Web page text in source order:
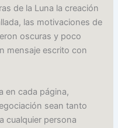
de la Luna la creación
las motivaciones de
oscuras y poco
mensaje escrito con
en cada página,
sean tanto
cualquier persona